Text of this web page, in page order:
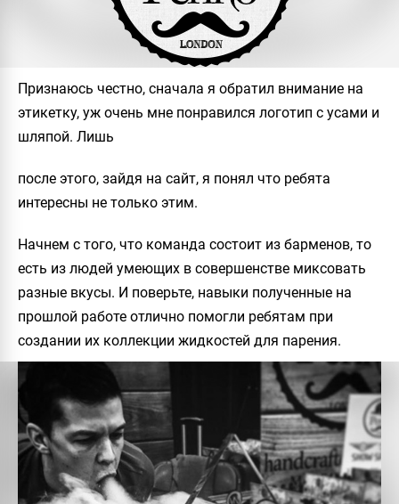
Признаюсь честно, сначала я обратил внимание на
этикетку, уж очень мне понравился логотип с усами и
шляпой. Лишь
после этого, зайдя на сайт, я понял что ребята
интересны не только этим.
Начнем с того, что команда состоит из барменов, то
есть из людей умеющих в совершенстве миксовать
разные вкусы. И поверьте, навыки полученные на
прошлой работе отлично помогли ребятам при
создании их коллекции жидкостей для парения.